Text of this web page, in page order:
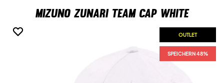
Mizuno Zunari Team Cap White
OUTLET
SPEICHERN 48%
OUTLET
SPEICHERN 48%